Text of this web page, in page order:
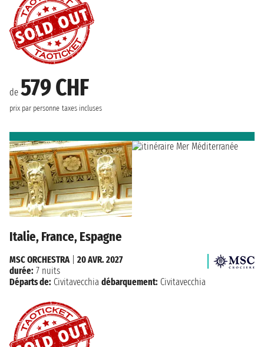
de 579 CHF
prix par personne taxes incluses
Italie, France, Espagne
MSC ORCHESTRA| 20 AVR. 2027
durée: 7 nuits
Départs de: Civitavecchia débarquement: Civitavecchia